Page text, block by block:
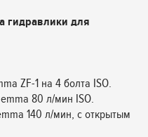
гидравлики для
ZF-1 на 4 болта ISO.
80 л/мин ISO.
140 л/мин, с открытым